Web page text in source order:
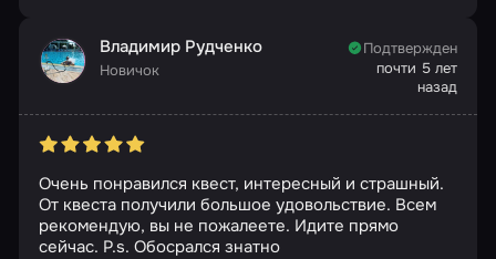
Владимир Рудченко
Новичок
Подтвержден
почти 5 лет
назад
Очень понравился квест, интересный и страшный.
От квеста получили большое удовольствие. Всем
рекомендую, вы не пожалеете. Идите прямо
сейчас. P.s. Обосрался знатно